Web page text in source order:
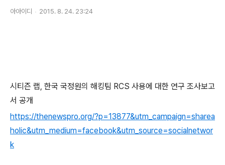
아아이디 2015. 8. 24. 23:24
시티즌 랩, 한국 국정원의 해킹팀 RCS 사용에 대한 연구 조사보고
서 공개
https://thenewspro.org/?p=13877&utm_campaign=sharea
holic&utm_medium=facebook&utm_source=socialnetwor
k